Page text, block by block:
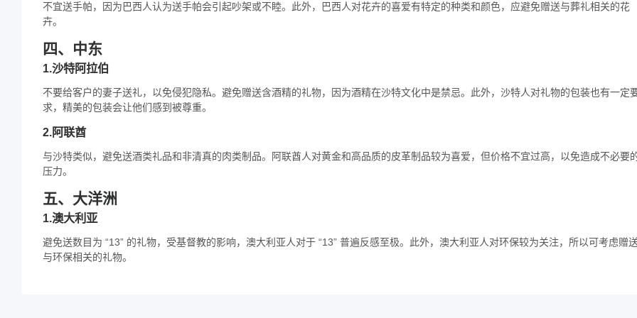
不宜送手帕，因为巴西人认为送手帕会引起吵架或不睦。此外，巴西人对花卉的喜爱有特定的种类和颜色，应避免赠送与葬礼相关的花
卉。​
四、中东​
1.沙特阿拉伯
不要给客户的妻子送礼，以免侵犯隐私。避免赠送含酒精的礼物，因为酒精在沙特文化中是禁忌。此外，沙特人对礼物的包装也有一定
求，精美的包装会让他们感到被尊重。​
2.阿联酋
与沙特类似，避免送酒类礼品和非清真的肉类制品。阿联酋人对黄金和高品质的皮革制品较为喜爱，但价格不宜过高，以免造成不必要
压力。​
五、大洋洲​
1.澳大利亚
避免送数目为 “13” 的礼物，受基督教的影响，澳大利亚人对于 “13” 普遍反感至极。此外，澳大利亚人对环保较为关注，所以可考虑赠
与环保相关的礼物。